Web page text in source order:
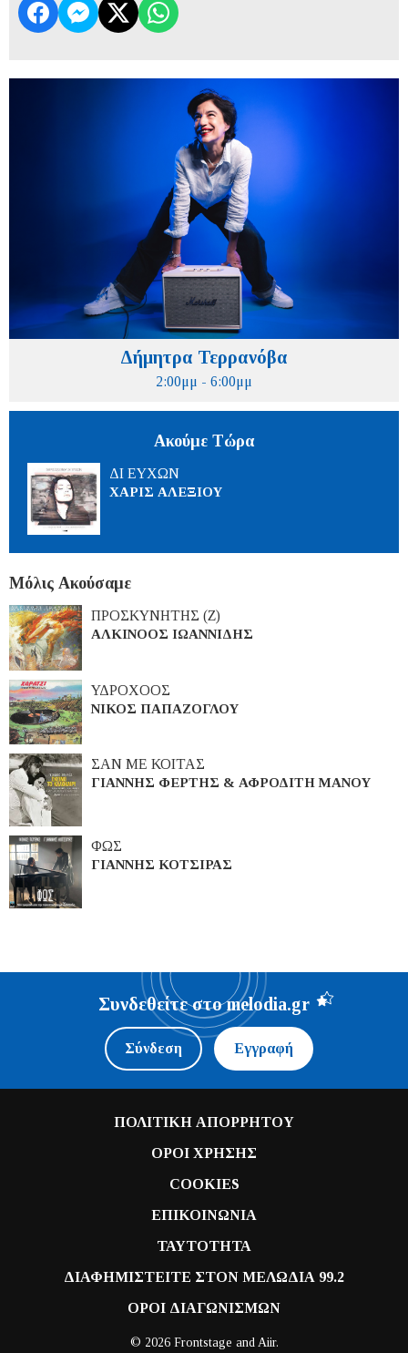
Δήμητρα Τερρανόβα
2:00μμ - 6:00μμ
Ακούμε Τώρα
ΔΙ ΕΥΧΩΝ
ΧΑΡΙΣ ΑΛΕΞΙΟΥ
Μόλις Ακούσαμε
ΠΡΟΣΚΥΝΗΤΗΣ (Ζ)
ΑΛΚΙΝΟΟΣ ΙΩΑΝΝΙΔΗΣ
ΥΔΡΟΧΟΟΣ
ΝΙΚΟΣ ΠΑΠΑΖΟΓΛΟΥ
ΣΑΝ ΜΕ ΚΟΙΤΑΣ
ΓΙΑΝΝΗΣ ΦΕΡΤΗΣ & ΑΦΡΟΔΙΤΗ ΜΑΝΟΥ
ΦΩΣ
ΓΙΑΝΝΗΣ ΚΟΤΣΙΡΑΣ
Συνδεθείτε στο melodia.gr
Σύνδεση Εγγραφή
ΠΟΛΙΤΙΚΗ ΑΠΟΡΡΗΤΟΥ
ΟΡΟΙ ΧΡΗΣΗΣ
COOKIES
ΕΠΙΚΟΙΝΩΝΙΑ
ΤΑΥΤΟΤΗΤΑ
ΔΙΑΦΗΜΙΣΤΕΙΤΕ ΣΤΟΝ ΜΕΛΩΔΙΑ 99.2
ΟΡΟΙ ΔΙΑΓΩΝΙΣΜΩΝ
© 2026 Frontstage and Aiir.